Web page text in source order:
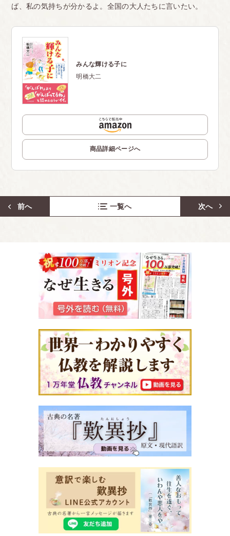
ば、私の気持ちが分かるよ。全国の大人たちに言いたい。
みんな輝ける子に
明橋大二
商品詳細ページへ
前へ 一覧へ 次へ